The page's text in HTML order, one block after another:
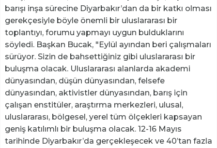
barışı inşa sürecine Diyarbakır’dan da bir katkı olması
gerekçesiyle böyle önemli bir uluslararası bir
toplantıyı, forumu yapmayı uygun bulduklarını
söyledi. Başkan Bucak, "Eylül ayından beri çalışmaları
sürüyor. Sizin de bahsettiğiniz gibi uluslararası bir
buluşma olacak. Uluslararası alanlarda akademi
dünyasından, düşün dünyasından, felsefe
dünyasından, aktivistler dünyasından, barış için
çalışan enstitüler, araştırma merkezleri, ulusal,
uluslararası, bölgesel, yerel tüm ölçekleri kapsayan
geniş katılımlı bir buluşma olacak. 12-16 Mayıs
tarihinde Diyarbakır’da gerçekleşecek ve 40’tan fazla